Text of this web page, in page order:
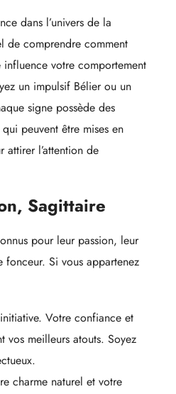
dans l’univers de la
de comprendre comment
votre comportement
un impulsif Bélier ou un
signe possède des
peuvent être mises en
attirer l’attention de
Sagittaire
pour leur passion, leur
fonceur. Si vous appartenez
Votre confiance et
vos meilleurs atouts. Soyez
charme naturel et votre